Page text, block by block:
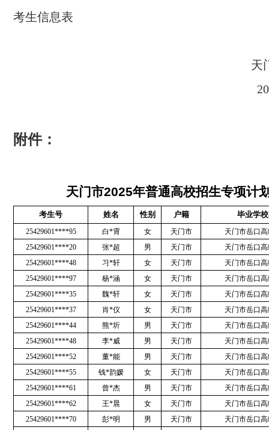
考生信息表
天
附件：
天门市2025年普通高校招生专项计
考生号 姓名 性别 户籍 毕业学
25429601****95 白*霄 女 天门市
天门市岳口
25429601****20
张*超 男 天门市
天门市岳口
25429601****48
习*轩 女 天门市
天门市岳口
25429601****97
杨*涵 女 天门市
天门市岳口
25429601****35
魏*轩 女 天门市
天门市岳口
25429601****37
肖*仪 女 天门市
天门市岳口
25429601****44
熊*圻 男 天门市
天门市岳口
25429601****48
李*威 男 天门市
天门市岳口
25429601****52
董*能 男 天门市
天门市岳口
25429601****55
钱*韵媛 女 天门市
天门市岳口
25429601****61
曾*杰 男 天门市
天门市岳口
25429601****62
王*晨 女 天门市
天门市岳口
25429601****70
彭*明 男 天门市
天门市岳口